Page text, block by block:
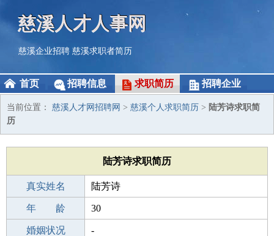
慈溪人才人事网
慈溪企业招聘 慈溪求职者简历
首页 招聘信息 求职简历 招聘企业
当前位置： 慈溪人才网招聘网 > 慈溪个人求职简历 > 陆芳诗求职简
历
陆芳诗求职简历
真实姓名 陆芳诗
性 别 女
年 龄 30
出生年月 1996-10-09
婚姻状况 -